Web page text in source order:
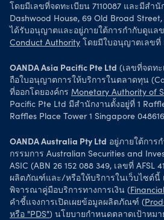
โดยมีเลขที่จดทะเบียน 7110087 และมีสำ
Dashwood House, 69 Old Broad
ได้รับอนุญาตและอยู่ภายใต้การกำกับดูแล
Conduct Authority โดยมีใบอนุญาตเลขที่
OANDA Asia Pacific Pte Ltd (เลขที่จดทะ
ถือใบอนุญาตการให้บริการในตลาดทุน
ที่ออกโดยองค์กร Monetary Authority of
Pacific Pte Ltd มีสำนักงานตั้งอยู่ที่ 1
Raffles Place Tower 1 Singapore 048616
OANDA Australia Pty Ltd อยู่ภายใต้การ
กรรมการ Australian Securities and
ASIC (ABN 26 152 088 349, เลขที่ AFSL
ผลิตภัณฑ์และ/หรือให้บริการในเว็บไซต์นี้
พิจารณาคู่มือบริการทางการเงิน (
คำชี้แจงการเปิดเผยข้อมูลผลิตภัณฑ์ (
หรือ "PDS") นโยบายกำหนดตลาดเป้าหม